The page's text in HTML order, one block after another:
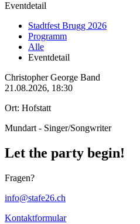
Eventdetail
Stadtfest Brugg 2026
Programm
Alle
Eventdetail
Christopher George Band
21.08.2026, 18:30
Ort: Hofstatt
Mundart - Singer/Songwriter
Let the party begin!
Fragen?
info@stafe26.ch
Kontaktformular